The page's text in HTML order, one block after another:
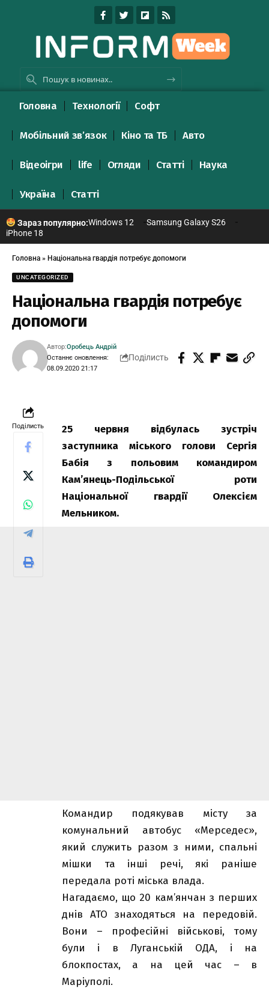
Головна Технології Софт
Мобільний зв’язок Кіно та ТБ Авто
Відеоігри life Огляди Статті Наука
Україна Статті
Зараз популярно:Windows 12
Samsung Galaxy S26
iPhone 18
Головна » Національна гвардія потребує допомоги
UNCATEGORIZED
Національна гвардія потребує
допомоги
Останнє оновлення:
08.09.2020 21:17
Автор:Оробець Андрій
Поділисть
Поділисть
25 червня відбулась зустріч
заступника міського голови Сергія
Бабія з польовим командиром
Кам’янець-Подільської роти
Національної гвардії Олексієм
Мельником.
Командир подякував місту за
комунальний автобус «Мерседес»,
який служить разом з ними, спальні
мішки та інші речі, які раніше
передала роті міська влада.
Нагадаємо, що 20 кам’янчан з перших
днів АТО знаходяться на передовій.
Вони – професійні військові, тому
були і в Луганській ОДА, і на
блокпостах, а на цей час – в
Маріуполі.